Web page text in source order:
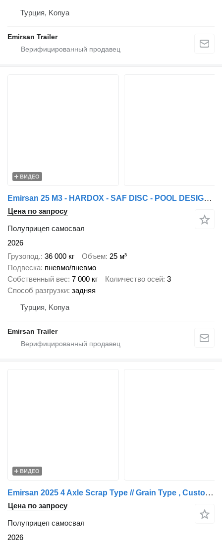
Турция, Konya
Emirsan Trailer
ВИДЕО
Emirsan 25 M3 - HARDOX - SAF DISC - POOL DESIGN TIPPER SEMI TRAILER
Цена по запросу
Полуприцеп самосвал
2026
Грузопод. 36 000 кг Объем 25 м³
Подвеска пневмо/пневмо
Собственный вес 7 000 кг Количество осей 3
Способ разгрузки задняя
Турция, Konya
Emirsan Trailer
ВИДЕО
Emirsan 2025 4 Axle Scrap Type // Grain Type , Custom Made , Tipper Trai
Цена по запросу
Полуприцеп самосвал
2026